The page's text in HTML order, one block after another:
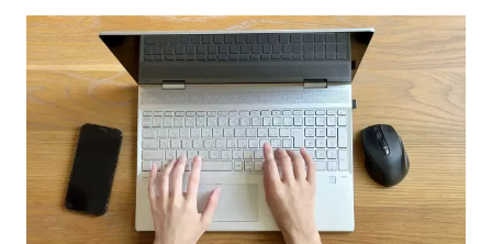
コストがかかる
作成や閲覧のための環境整備が必要になる
スキルが求められる
Web社内報と紙の社内報の違い
紙の社内報のメリット
紙の社内報のデメリット・注意点
自社に合った方法を選ぶのがおすすめ
おすすめの情報共有ツール
RECOG